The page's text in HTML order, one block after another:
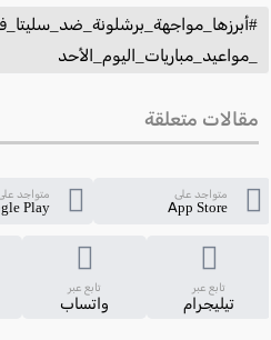
_مواعيد_مباريات_اليوم_الأحد
مقالات متعلقة
متواجد على
App Store
متواجد على
Play
تابع عبر
تيليجرام
تابع عبر
واتساب